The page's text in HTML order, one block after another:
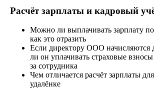
Расчёт зарплаты и кадровый
Можно ли выплачивать зарплату
как это отразить
Если директору ООО начисляются
ли он уплачивать страховые
за сотрудника
Чем отличается расчёт зарплаты
удалёнке